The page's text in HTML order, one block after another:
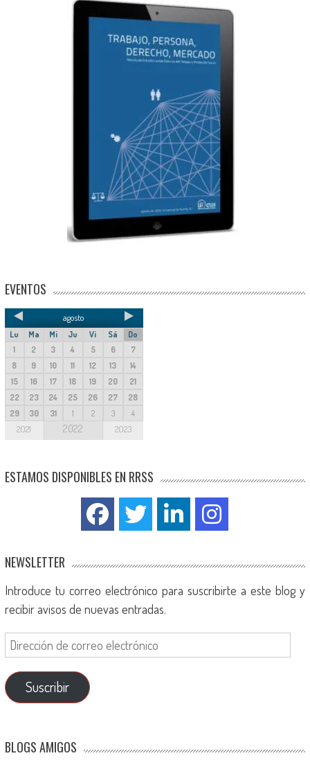
EVENTOS
agosto
Lu Ma Mi Ju Vi Sá
Do
1
2 3 4 5 6
7
8
9 10 11 12 13
14
15
16 17 18 19 20
21
22
23 24 25 26 27
28
29
30 31 1 2 3 4
2021 2022 2023
ESTAMOS DISPONIBLES EN RRSS
NEWSLETTER
Introduce tu correo electrónico para suscribirte a este blog y
recibir avisos de nuevas entradas.
Suscribir
BLOGS AMIGOS